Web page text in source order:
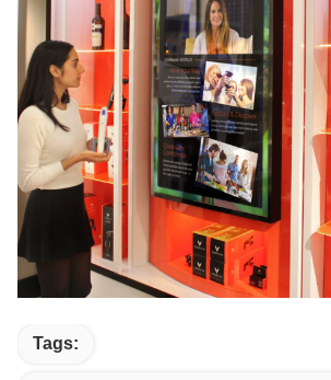
Tags: